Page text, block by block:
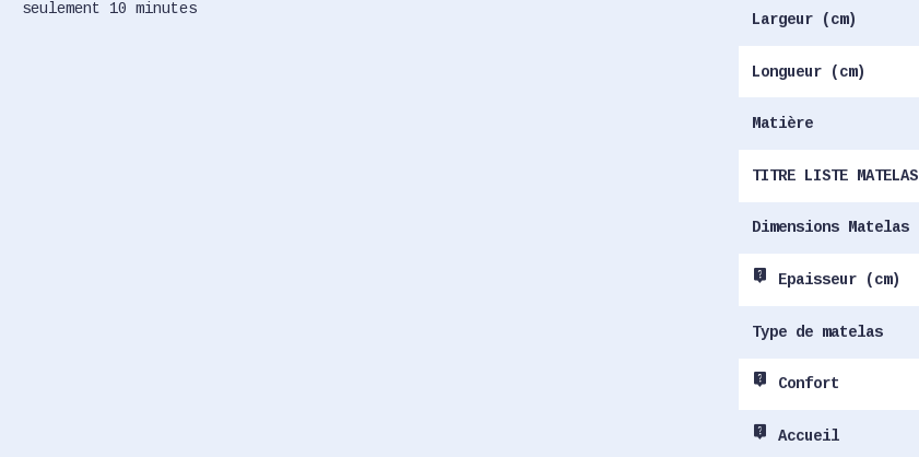
seulement 10 minutes
Largeur (cm)
Longueur (cm)
Matière
TITRE LISTE MATELAS
Dimensions Matelas
live_help Epaisseur (cm)
Type de matelas
live_help Confort
live_help Accueil